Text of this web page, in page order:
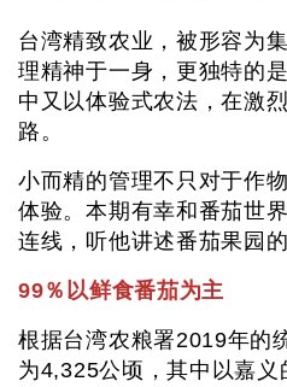
台湾精致农业，被形容为
理精神于一身，更独特的
中又以体验式农法，在激
路。
小而精的管理不只对于作
体验。本期有幸和番茄世
连线，听他讲述番茄果园的
99％以鲜食番茄为主
根据台湾农粮署2019年的
为4,325公顷，其中以嘉